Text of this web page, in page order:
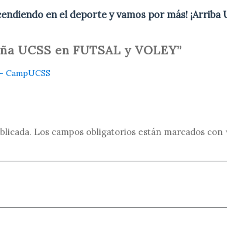
en el deporte y vamos por más! ¡Arriba
UCSS en FUTSAL y VOLEY”
CampUCSS
Los campos obligatorios están marcados con